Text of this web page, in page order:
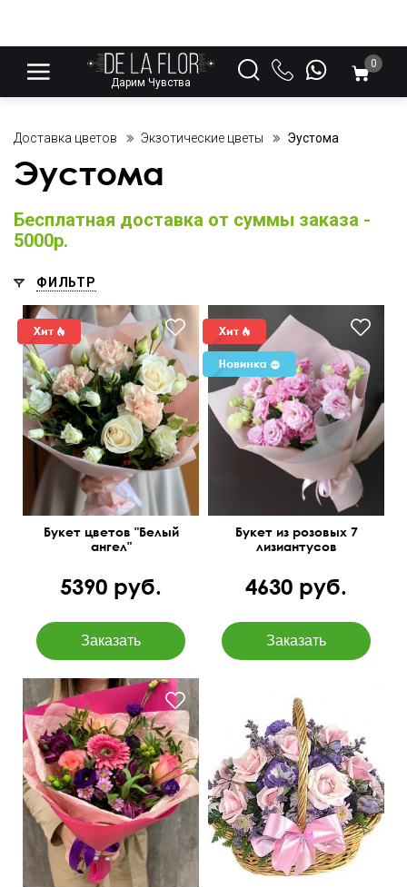
Дарим Чувства
0
Доставка цветов Экзотические цветы Эустома
Эустома
Бесплатная доставка от суммы заказа -
5000р.
ФИЛЬТР
50 см 40 см
Букет цветов "Белый
ангел"
5390 руб.
Букет из розовых 7
лизиантусов
4630 руб.
Сборная композиция 35 см 40 см